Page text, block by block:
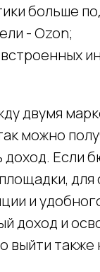
больше
- Ozon;
двумя
можно
доход. Если
и
доход и
выйти также